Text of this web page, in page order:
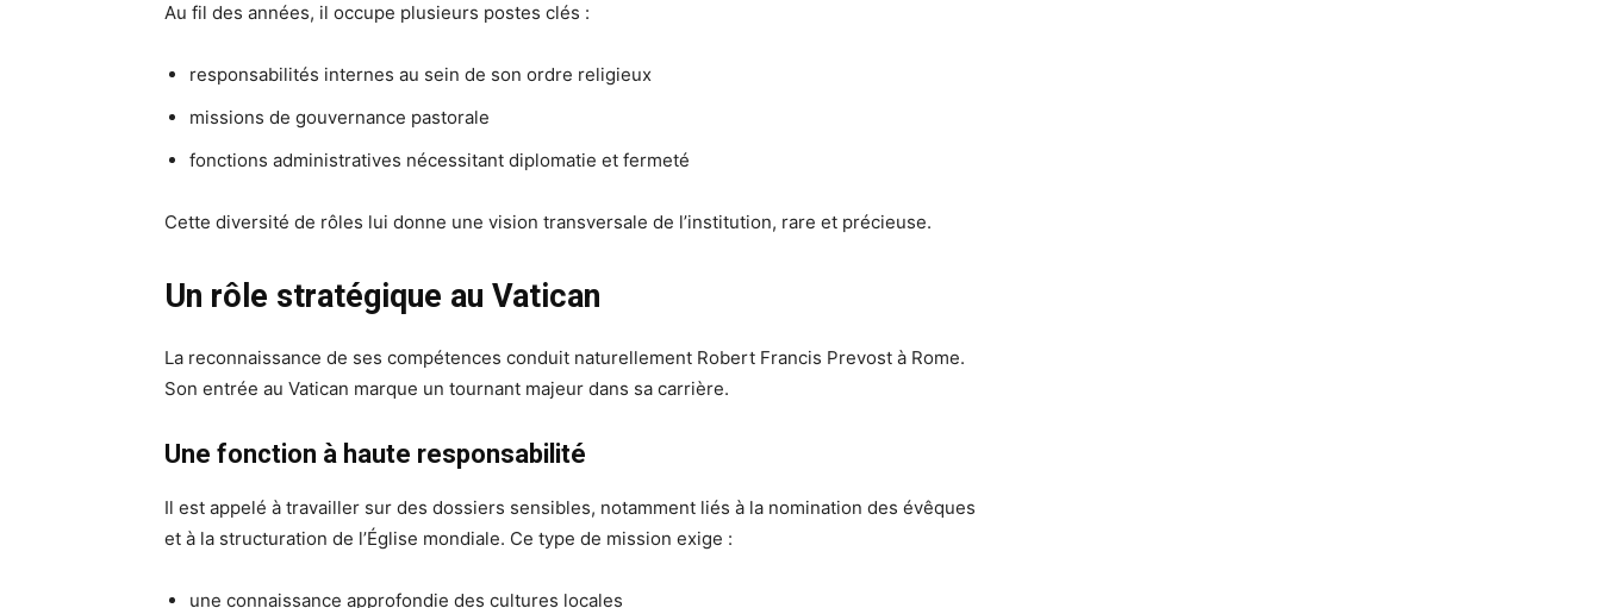
Au fil des années, il occupe plusieurs postes clés :
responsabilités internes au sein de son ordre religieux
missions de gouvernance pastorale
fonctions administratives nécessitant diplomatie et fermeté
Cette diversité de rôles lui donne une vision transversale de l’institution, rare et précieuse.
Un rôle stratégique au Vatican
La reconnaissance de ses compétences conduit naturellement Robert Francis Prevost à Rome.
Son entrée au Vatican marque un tournant majeur dans sa carrière.
Une fonction à haute responsabilité
Il est appelé à travailler sur des dossiers sensibles, notamment liés à la nomination des évêques
et à la structuration de l’Église mondiale. Ce type de mission exige :
une connaissance approfondie des cultures locales